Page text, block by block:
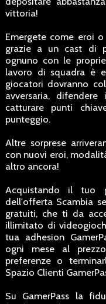
vittoria!
Emergete come eroi
grazie a un cast di
ognuno con le
lavoro di squadra è
giocatori dovranno
avversaria,
catturare punti
punteggio.
Altre sorprese
con nuovi eroi,
altro ancora!
Acquistando il tuo
dell'offerta Scambia
gratuiti, che ti da
illimitato di
tua adhesion
ogni mese al
preferenze o
Spazio Clienti
Su GamerPass la